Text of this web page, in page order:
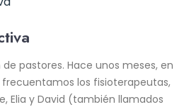
pastores. Hace unos meses, en
los fisioterapeutas,
Elia y David (también llamados